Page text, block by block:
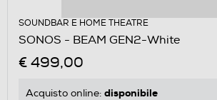
SOUNDBAR E HOME THEATRE
SONOS - BEAM GEN2-White
€ 499,00
Acquisto online: disponibile